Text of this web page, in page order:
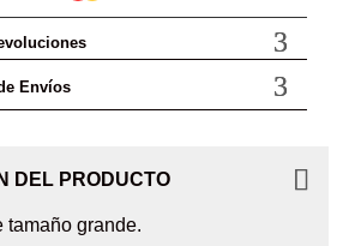
Envíos
DEL PRODUCTO
tamaño grande.